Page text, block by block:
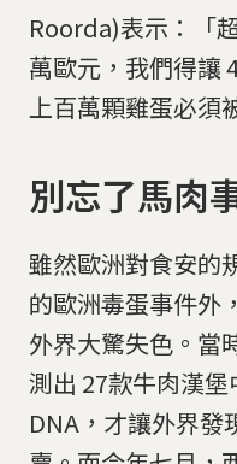
Roorda)表示：「
萬歐元，我們得讓
上百萬顆雞蛋必須
別忘了馬肉
雖然歐洲對食安的
的歐洲毒蛋事件外
外界大驚失色。當
測出 27款牛肉漢
DNA，才讓外界發